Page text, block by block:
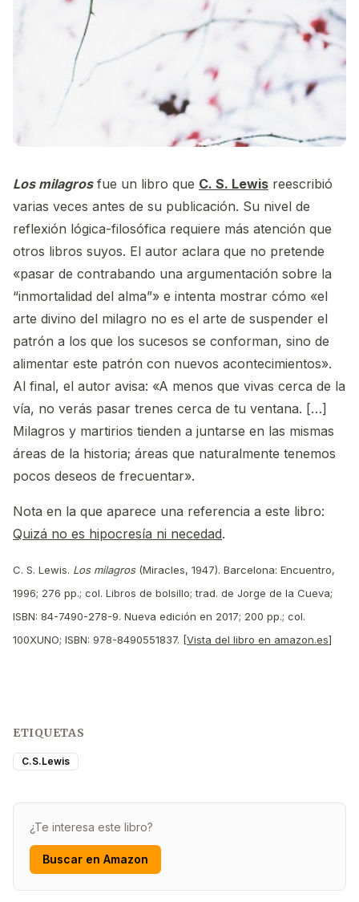
Los milagrosfue un libro que C. S. Lewis reescribió
varias veces antes de su publicación. Su nivel de
reflexión lógica-filosófica requiere más atención que
otros libros suyos. El autor aclara que no pretende
«pasar de contrabando una argumentación sobre la
“inmortalidad del alma”» e intenta mostrar cómo «el
arte divino del milagro no es el arte de suspender el
patrón a los que los sucesos se conforman, sino de
alimentar este patrón con nuevos acontecimientos».
Al final, el autor avisa: «A menos que vivas cerca de la
vía, no verás pasar trenes cerca de tu ventana. […]
Milagros y martirios tienden a juntarse en las mismas
áreas de la historia; áreas que naturalmente tenemos
pocos deseos de frecuentar».
Nota en la que aparece una referencia a este libro:
Quizá no es hipocresía ni necedad.
C. S. Lewis. Los milagros(Miracles, 1947). Barcelona: Encuentro,
1996; 276 pp.; col. Libros de bolsillo; trad. de Jorge de la Cueva;
ISBN: 84-7490-278-9. Nueva edición en 2017; 200 pp.; col.
100XUNO; ISBN: 978-8490551837. [Vista del libro en amazon.es]
ETIQUETAS
C.S.Lewis
¿Te interesa este libro?
Buscar en Amazon